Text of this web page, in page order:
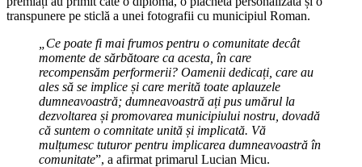
transpunere pe sticlă a unei fotografii cu municipiul Roman.
„Ce poate fi mai frumos pentru o comunitate decât
momente de sărbătoare ca acesta, în care
recompensăm performerii? Oamenii dedicați, care au
ales să se implice și care merită toate aplauzele
dumneavoastră; dumneavoastră ați pus umărul la
dezvoltarea și promovarea municipiului nostru, dovadă
că suntem o comnitate unită și implicată. Vă
mulțumesc tuturorpentru implicarea dumneavoastră în
comunitate”, a afirmat primarul Lucian Micu.